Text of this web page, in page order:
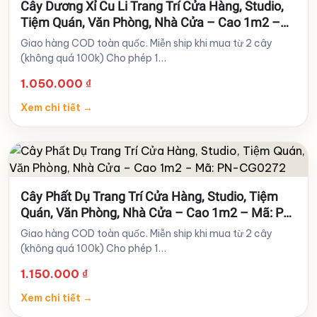
Cây Dương Xỉ Cu Li Trang Trí Cửa Hàng, Studio,
Tiệm Quán, Văn Phòng, Nhà Cửa – Cao 1m2 –
Mã: PN-CG0273
Giao hàng COD toàn quốc. Miễn ship khi mua từ 2 cây
(không quá 100k) Cho phép 1…
1.050.000 ₫
Xem chi tiết →
Cây Phất Dụ Trang Trí Cửa Hàng, Studio, Tiệm
Quán, Văn Phòng, Nhà Cửa – Cao 1m2 – Mã: PN-
CG0272
Giao hàng COD toàn quốc. Miễn ship khi mua từ 2 cây
(không quá 100k) Cho phép 1…
1.150.000 ₫
Xem chi tiết →